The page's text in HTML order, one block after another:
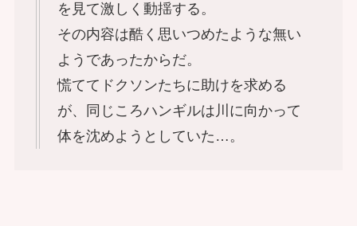
を見て激しく動揺する。
その内容は酷く思いつめたような無い
ようであったからだ。
慌ててドクソンたちに助けを求める
が、同じころハンギルは川に向かって
体を沈めようとしていた…。